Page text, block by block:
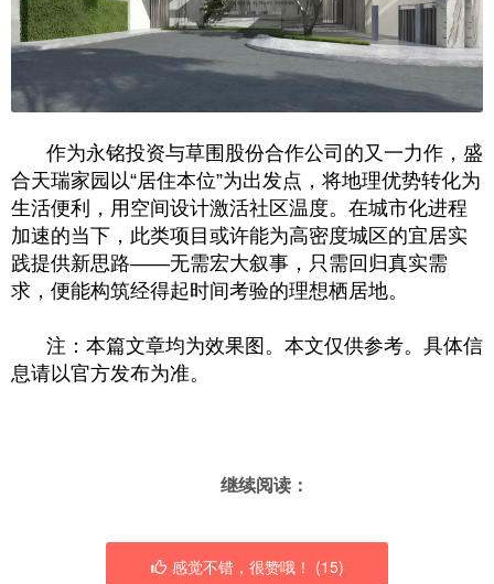
作为永铭投资与草围股份合作公司的又一力作，盛
合天瑞家园以“居住本位”为出发点，将地理优势转化为
生活便利，用空间设计激活社区温度。在城市化进程
加速的当下，此类项目或许能为高密度城区的宜居实
践提供新思路——无需宏大叙事，只需回归真实需
求，便能构筑经得起时间考验的理想栖居地。
注：本篇文章均为效果图。本文仅供参考。具体信
息请以官方发布为准。
继续阅读：
感觉不错，很赞哦！ (15)